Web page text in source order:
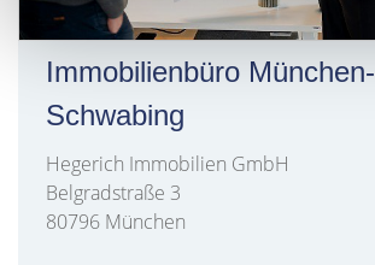
Immobilienbüro München-
Schwabing
Hegerich Immobilien GmbH
Belgradstraße 3
80796 München